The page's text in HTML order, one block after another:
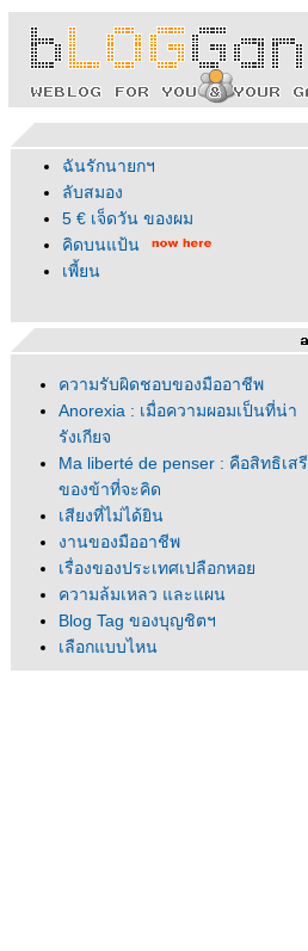
ฉันรักนายกฯ
ลับสมอง
5 € เจ็ดวัน ของผม
คิดบนแป้น
เพี้ยน
ความรับผิดชอบของมืออาชีพ
Anorexia : เมื่อความผอมเป็นที่น่า
รังเกียจ
Ma liberté de penser : คือสิทธิเสรี
ของข้าที่จะคิด
เสียงที่ไม่ได้ยิน
งานของมืออาชีพ
เรื่องของประเทศเปลือกหอ
ความล้มเหลว และแผน
Blog Tag ของบุญชิตฯ
เลือกแบบไหน
มา “ดำไฮโซ” กันมั้ยจ๊ะ ?